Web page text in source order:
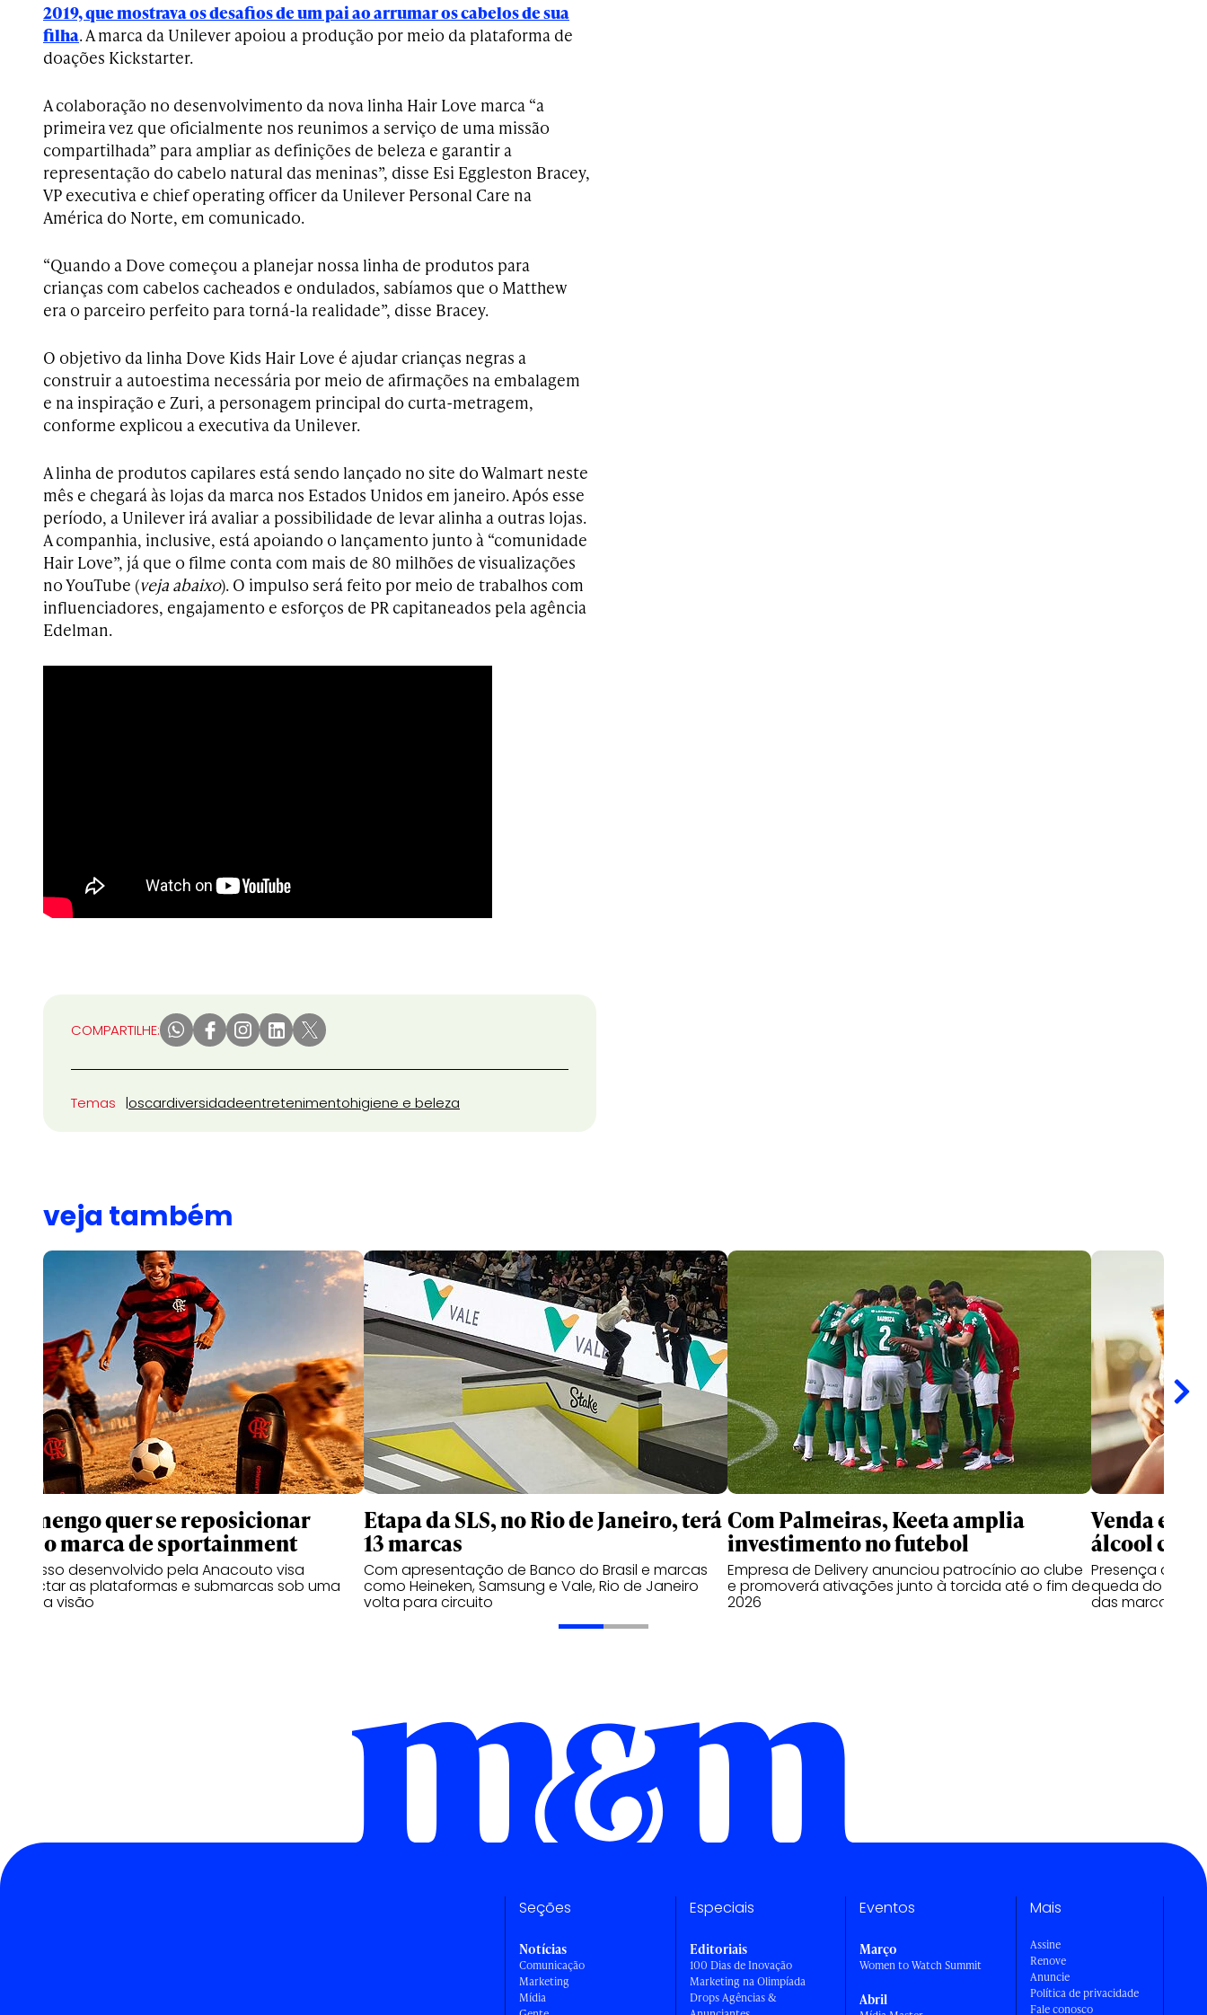
2019, que mostrava os desafios de um pai ao arrumar os cabelos de sua
filha. A marca da Unilever apoiou a produção por meio da plataforma de
doações Kickstarter.
A colaboração no desenvolvimento da nova linha Hair Love marca “a
primeira vez que oficialmente nos reunimos a serviço de uma missão
compartilhada” para ampliar as definições de beleza e garantir a
representação do cabelo natural das meninas”, disse Esi Eggleston Bracey,
VP executiva e chief operating officer da Unilever Personal Care na
América do Norte, em comunicado.
“Quando a Dove começou a planejar nossa linha de produtos para
crianças com cabelos cacheados e ondulados, sabíamos que o Matthew
era o parceiro perfeito para torná-la realidade”, disse Bracey.
O objetivo da linha Dove Kids Hair Love é ajudar crianças negras a
construir a autoestima necessária por meio de afirmações na embalagem
e na inspiração e Zuri, a personagem principal do curta-metragem,
conforme explicou a executiva da Unilever.
A linha de produtos capilares está sendo lançado no site do Walmart neste
mês e chegará às lojas da marca nos Estados Unidos em janeiro. Após esse
período, a Unilever irá avaliar a possibilidade de levar alinha a outras lojas.
A companhia, inclusive, está apoiando o lançamento junto à “comunidade
Hair Love”, já que o filme conta com mais de 80 milhões de visualizações
no YouTube (veja abaixo). O impulso será feito por meio de trabalhos com
influenciadores, engajamento e esforços de PR capitaneados pela agência
Edelman.
COMPARTILHE:
Temas oscardiversidadeentretenimentohigiene e beleza
veja também
Flamengo quer se reposicionar
como marca de sportainment
Processo desenvolvido pela Anacouto visa
conectar as plataformas e submarcas sob uma
mesma visão
Etapa da SLS, no Rio de Janeiro, terá
13 marcas
Com apresentação de Banco do Brasil e marcas
como Heineken, Samsung e Vale, Rio de Janeiro
volta para circuito
Com Palmeiras, Keeta amplia
investimento no futebol
Empresa de Delivery anunciou patrocínio ao clube
e promoverá ativações junto à torcida até o fim de
2026
Venda e
álcool
Presença de
queda do
das marcas
Seções
Notícias
Comunicação
Marketing
Mídia
Especiais
Editoriais
100 Dias de Inovação
Marketing na Olimpíada
Drops Agências &
Eventos
Março
Women to Watch Summit
Abril
Mais
Assine
Renove
Anuncie
Política de privacidade
Fale conosco